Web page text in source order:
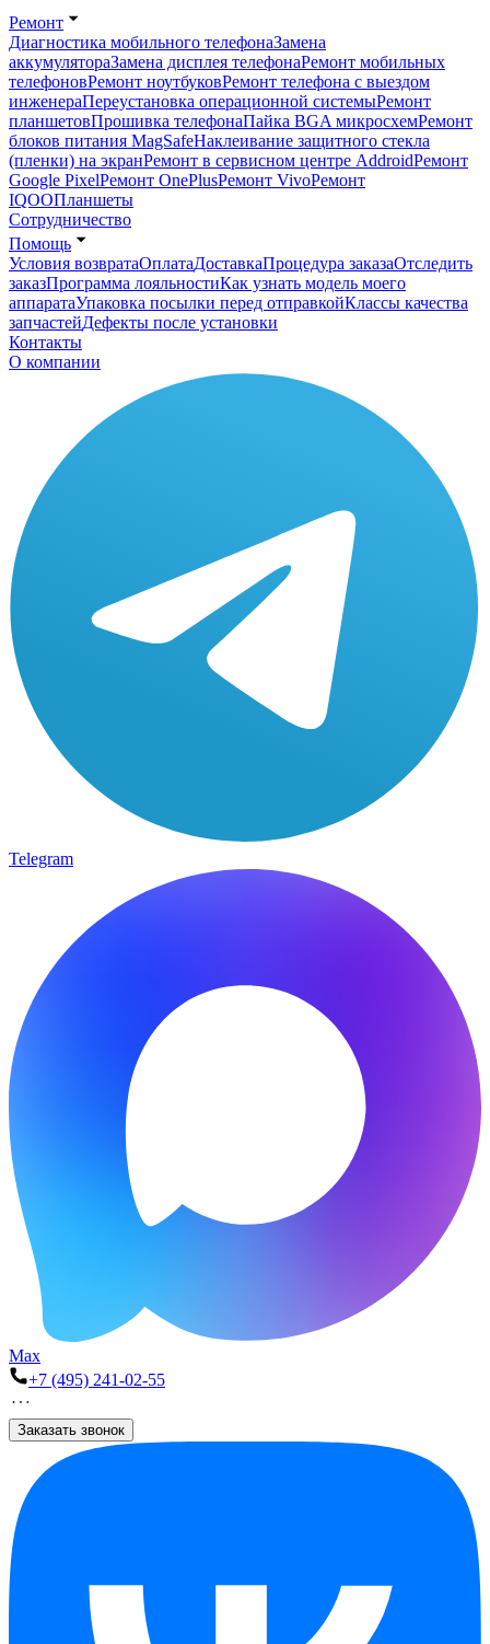
Ремонт
Диагностика мобильного телефонаЗамена
аккумулятораЗамена дисплея телефонаРемонт мобильных
телефоновРемонт ноутбуковРемонт телефона с выездом
инженераПереустановка операционной системыРемонт
планшетовПрошивка телефонаПайка BGA микросхемРемонт
блоков питания MagSafeНаклеивание защитного стекла
(пленки) на экранРемонт в сервисном центре AddroidРемонт
Google PixelРемонт OnePlusРемонт VivoРемонт
IQOOПланшеты
Сотрудничество
Помощь
Условия возвратаОплатаДоставкаПроцедура заказаОтследить
заказПрограмма лояльностиКак узнать модель моего
аппаратаУпаковка посылки перед отправкойКлассы качества
запчастейДефекты после установки
Контакты
О компании
Telegram
Max
+7 (495) 241-02-55
Заказать звонок